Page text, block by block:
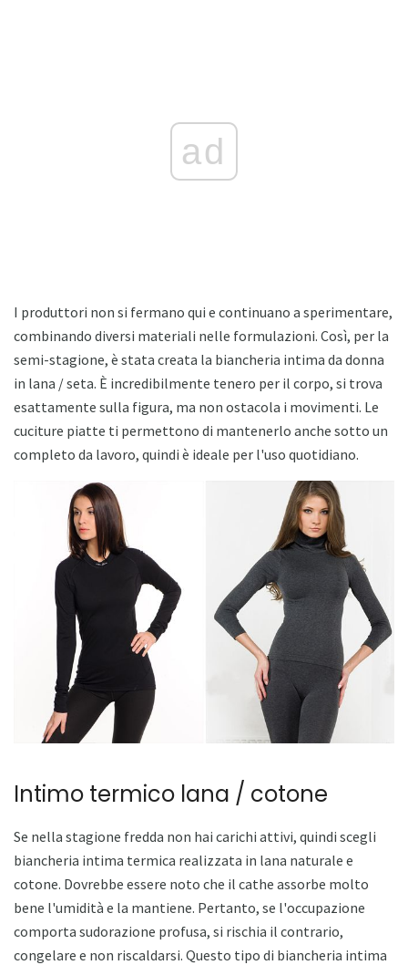
ad
I produttori non si fermano qui e continuano a sperimentare,
combinando diversi materiali nelle formulazioni. Così, per la
semi-stagione, è stata creata la biancheria intima da donna
in lana / seta. È incredibilmente tenero per il corpo, si trova
esattamente sulla figura, ma non ostacola i movimenti. Le
cuciture piatte ti permettono di mantenerlo anche sotto un
completo da lavoro, quindi è ideale per l'uso quotidiano.
Intimo termico lana / cotone
Se nella stagione fredda non hai carichi attivi, quindi scegli
biancheria intima termica realizzata in lana naturale e
cotone. Dovrebbe essere noto che il cathe assorbe molto
bene l'umidità e la mantiene. Pertanto, se l'occupazione
comporta sudorazione profusa, si rischia il contrario,
congelare e non riscaldarsi. Questo tipo di biancheria intima